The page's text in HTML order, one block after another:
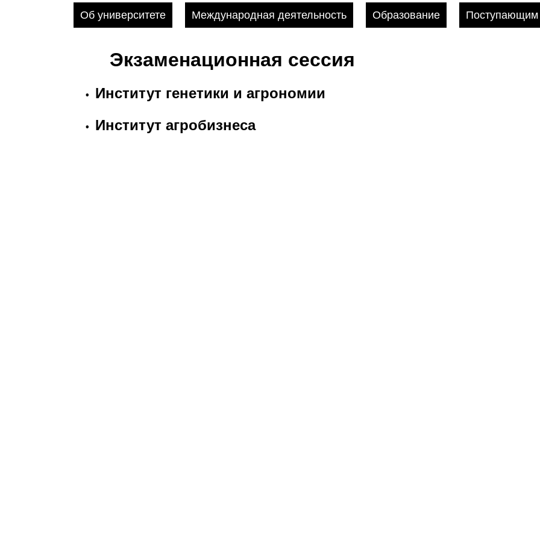
Об университете Международная деятельность Образование Поступающим
Экзаменационная сессия
• Институт генетики и агрономии
• Институт агробизнеса